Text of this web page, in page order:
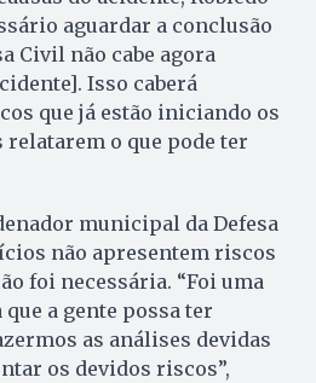
aguardar a conclusão
Civil não cabe agora
Isso caberá
que já estão iniciando os
relatarem o que pode ter
municipal da Defesa
não apresentem riscos
foi necessária. “Foi uma
a gente possa ter
as análises devidas
os devidos riscos”,